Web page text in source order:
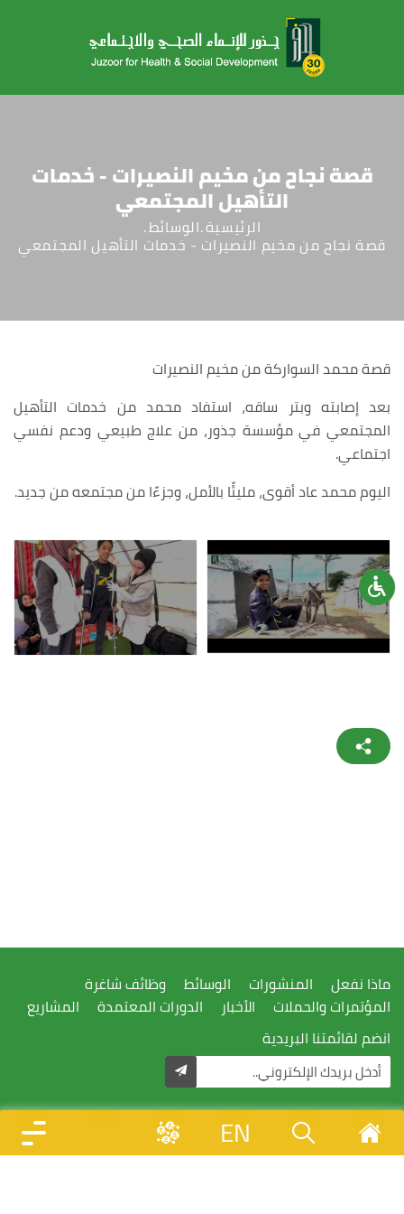
قصة نجاح من مخيم النصيرات - خدمات
التأهيل المجتمعي
الرئيسية الوسائط
قصة نجاح من مخيم النصيرات - خدمات التأهيل المجتمعي
قصة محمد السواركة من مخيم النصيرات
بعد إصابته وبتر ساقه، استفاد محمد من خدمات التأهيل
المجتمعي في مؤسسة جذور، من علاج طبيعي ودعم نفسي
اجتماعي.
اليوم محمد عاد أقوى، مليئًا بالأمل، وجزءًا من مجتمعه من جديد.
ماذا نفعل المنشورات الوسائط
وظائف شاغرة
المؤتمرات والحملات
الأخبار الدورات المعتمدة
المشاريع
انضم لقائمتنا البريدية
تصميم وتطوير
EN